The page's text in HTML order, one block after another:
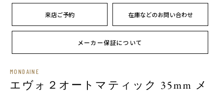
来店ご予約 在庫などのお問い合わせ
メーカー保証について
MONDAINE
エヴォ２オートマティック 35mm メ